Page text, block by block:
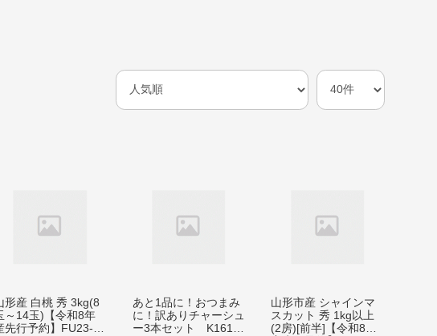
形産 白桃 秀 3kg(8
～14玉)【令和8年
先行予約】FU23-31
あと1品に！おつまみ
に！訳ありチャーシュ
ー3本セット K161-0
山形市産 シャインマ
スカット 秀 1kg以上
(2房)[前半]【令和8年